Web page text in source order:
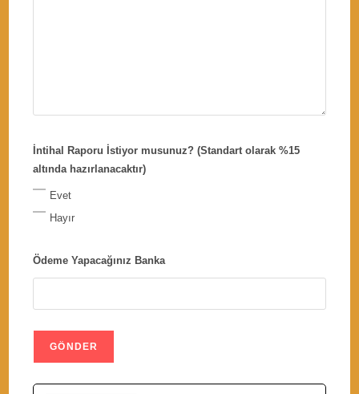
İntihal Raporu İstiyor musunuz? (Standart olarak %15
altında hazırlanacaktır)
Evet
Hayır
Ödeme Yapacağınız Banka